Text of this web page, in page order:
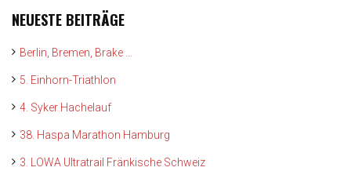
NEUESTE BEITRÄGE
Berlin, Bremen, Brake …
5. Einhorn-Triathlon
4. Syker Hachelauf
38. Haspa Marathon Hamburg
3. LOWA Ultratrail Fränkische Schweiz